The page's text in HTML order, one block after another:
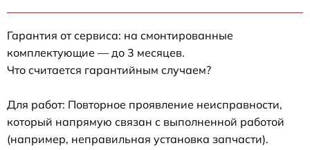
Гарантия от сервиса: на смонтированные
комплектующие — до 3 месяцев.
Что считается гарантийным случаем?
Для работ: Повторное проявление неисправности,
который напрямую связан с выполненной работой
(например, неправильная установка запчасти).